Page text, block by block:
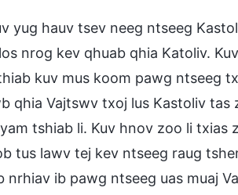
yug hauv tsev neeg ntseeg
nrog kev qhuab qhia Katoliv.
kuv mus koom pawg ntseeg
qhia Vajtswv txoj lus Kastoliv tas
tshiab li. Kuv hnov zoo li txias
tus lawv tej kev ntseeg raug
nrhiav ib pawg ntseeg uas muaj